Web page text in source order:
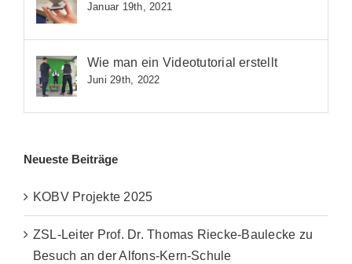
Januar 19th, 2021
Wie man ein Videotutorial erstellt
Juni 29th, 2022
Neueste Beiträge
KOBV Projekte 2025
ZSL-Leiter Prof. Dr. Thomas Riecke-Baulecke zu
Besuch an der Alfons-Kern-Schule